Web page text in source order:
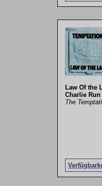
Law Of the
Charlie Run
The